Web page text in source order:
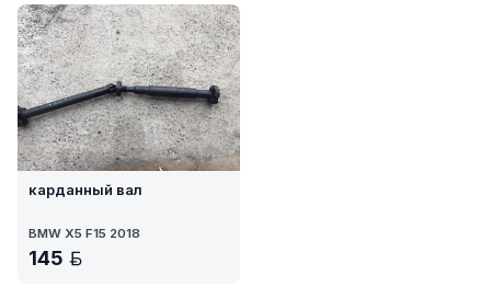
карданный вал
BMW X5 F15 2018
145